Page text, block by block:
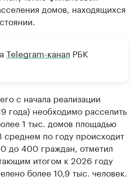
домов, находящихся
Telegram-канал РБК
с начала реализации
года) необходимо расселить
1 тыс. домов площадью
по году происходит
до 400 граждан, отметил
итогом к 2026 году
более 10,9 тыс. человек.